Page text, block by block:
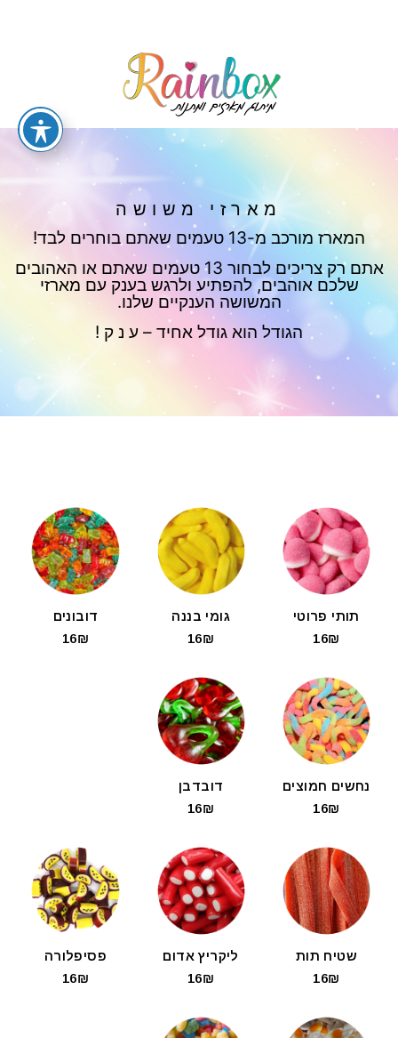
מארזי משושה
המארז מורכב מ-13 טעמים שאתם בוחרים לבד!
אתם רק צריכים לבחור 13 טעמים שאתם או האהובים
שלכם אוהבים, להפתיע ולרגש בענק עם מארזי
המשושה הענקיים שלנו.
הגודל הוא גודל אחיד – ע נ ק !
תותי פרוטי
16₪
גומי בננה
16₪
דובונים
16₪
נחשים חמוצים
16₪
דובדבן
16₪
שטיח תות
16₪
ליקריץ אדום
16₪
פסיפלורה
16₪